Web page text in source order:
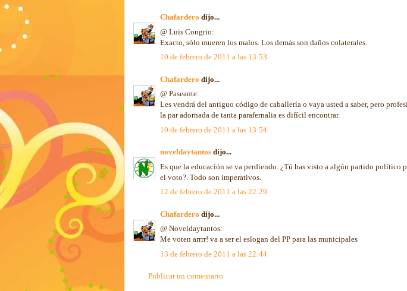
Chafardero dijo...
@ Luis Congrio:
Exacto, sólo mueren los malos. Los demás son daños colaterales.
10 de febrero de 2011 a las 13:53
Chafardero dijo...
@ Paseante:
Les vendrá del antiguo código de caballería o vaya usted a saber, pero
la par adornada de tanta parafernalia es difícil encontrar.
10 de febrero de 2011 a las 13:54
noveldaytantos dijo...
Es que la educación se va perdiendo. ¿Tú has visto a algún partido político
el voto?. Todo son imperativos.
12 de febrero de 2011 a las 22:29
Chafardero dijo...
@ Noveldaytantos:
Me voten arrrr! va a ser el eslogan del PP para las municipales
13 de febrero de 2011 a las 22:44
Publicar un comentario